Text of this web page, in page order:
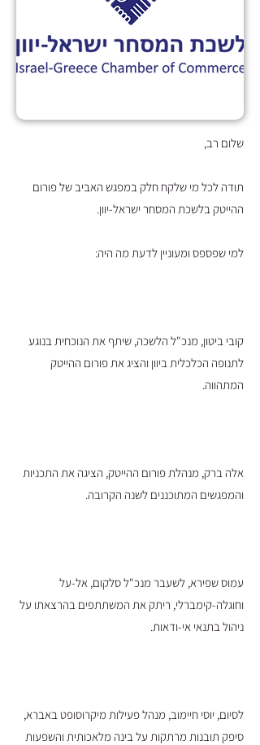
שלום רב,
תודה לכל מי שלקח חלק במפגש האביב של פורום
ההייטק בלשכת המסחר ישראל-יוון.
למי שפספס ומעוניין לדעת מה היה:
קובי ביטון, מנכ"ל הלשכה, שיתף את הנוכחית בנוגע
לתנופה הכלכלית ביוון והציג את פורום ההייטק
המתהווה.
אלה ברק, מנהלת פורום ההייטק, הציגה את התכניות
והמפגשים המתוכננים לשנה הקרובה.
עמוס שפירא, לשעבר מנכ"ל סלקום, אל-על
וחוגלה-קימברלי, ריתק את המשתתפים בהרצאתו על
ניהול בתנאי אי-ודאות.
לסיום, יוסי חיימוב, מנהל פעילות מיקרוסופט באברא,
סיפק תובנות מרתקות על בינה מלאכותית והשפעות